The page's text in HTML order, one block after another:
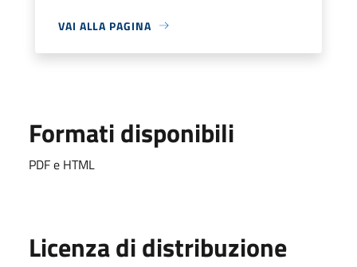
VAI ALLA PAGINA
Formati disponibili
PDF e HTML
Licenza di distribuzione